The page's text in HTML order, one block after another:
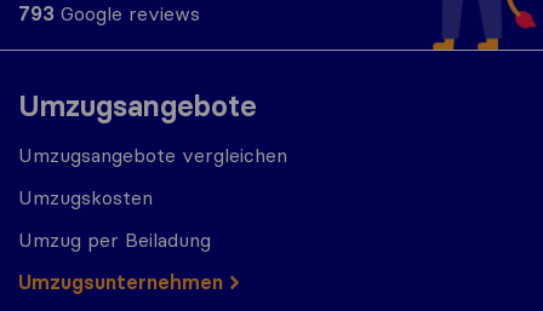
Umzugsangebote
Umzugsangebote vergleichen
Umzugskosten
Umzug per Beiladung
Umzugs​​unternehmen
793 Google reviews